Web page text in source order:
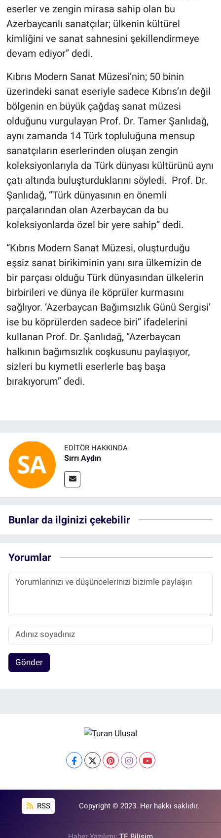
eserler ve zengin mirasa sahip olan bu
Azerbaycanlı sanatçılar; ülkenin kültürel
kimliğini ve sanat sahnesini şekillendirmeye
devam ediyor” dedi.
Kıbrıs Modern Sanat Müzesi’nin; 50 binin
üzerindeki sanat eseriyle sadece Kıbrıs’ın değil
bölgenin en büyük çağdaş sanat müzesi
olduğunu vurgulayan Prof. Dr. Tamer Şanlıdağ,
aynı zamanda 14 Türk topluluğuna mensup
sanatçıların eserlerinden oluşan zengin
koleksiyonlarıyla da Türk dünyası kültürünü aynı
çatı altında buluşturduklarını söyledi. Prof. Dr.
Şanlıdağ, “Türk dünyasının en önemli
parçalarından olan Azerbaycan da bu
koleksiyonlarda özel bir yere sahip” dedi.
“Kıbrıs Modern Sanat Müzesi, oluşturduğu
eşsiz sanat birikiminin yanı sıra ülkemizin de
bir parçası olduğu Türk dünyasından ülkelerin
birbirileri ve dünya ile köprüler kurmasını
sağlıyor. ‘Azerbaycan Bağımsızlık Günü Sergisi’
ise bu köprülerden sadece biri” ifadelerini
kullanan Prof. Dr. Şanlıdağ, “Azerbaycan
halkının bağımsızlık coşkusunu paylaşıyor,
sizleri bu kıymetli eserlerle baş başa
bırakıyorum” dedi.
EDITÖR HAKKINDA
Sırrı Aydın
Bunlar da ilginizi çekebilir
Yorumlar
Gönder
RSS Copyright © 2023. Her hakkı saklıdır.